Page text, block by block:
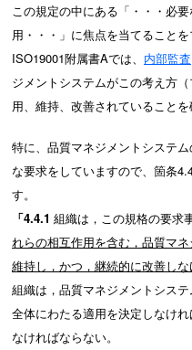
この規定の中にある「・・・必
用・・・」に焦点を当てること
ISO19001附属書Aでは、 内部監査
ジメントシステムがこの考え方
用、維持、改善されていること
特に、品質マネジメントシステ
な要求をしていますので、箇条
す。
「4.4.1 組織は，この規格の要求
れらの相互作用を含む，品質マ
維持し，かつ，継続的に改善し
組織は，品質マネジメントシス
全体にわたる適用を決定しなけ
なければならない。